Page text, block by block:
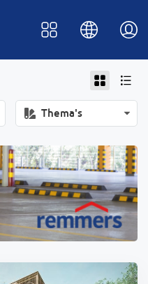
Thema's